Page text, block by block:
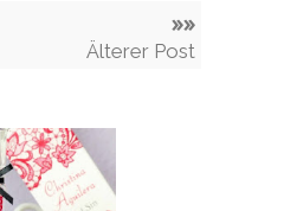
»»
Älterer Post